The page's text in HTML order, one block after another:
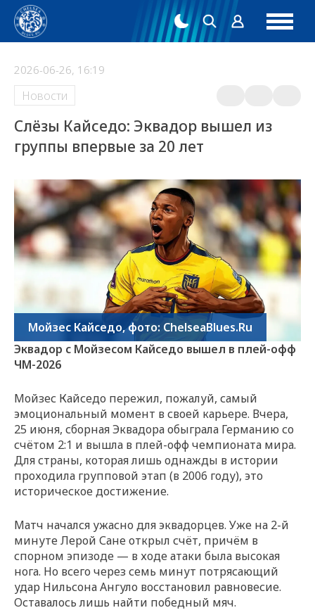
2026-06-26, 16:19
Новости
Слёзы Кайседо: Эквадор вышел из
группы впервые за 20 лет
Мойзес Кайседо, фото: ChelseaBlues.Ru
Эквадор с Мойзесом Кайседо вышел в плей-офф
ЧМ-2026
Мойзес Кайседо пережил, пожалуй, самый
эмоциональный момент в своей карьере. Вчера,
25 июня, сборная Эквадора обыграла Германию со
счётом 2:1 и вышла в плей-офф чемпионата мира.
Для страны, которая лишь однажды в истории
проходила групповой этап (в 2006 году), это
историческое достижение.
Матч начался ужасно для эквадорцев. Уже на 2-й
минуте Лерой Сане открыл счёт, причём в
спорном эпизоде — в ходе атаки была высокая
нога. Но всего через семь минут потрясающий
удар Нильсона Ангуло восстановил равновесие.
Оставалось лишь найти победный мяч.